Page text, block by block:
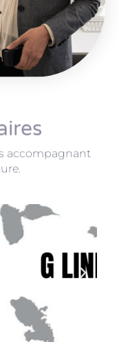
accompagnant